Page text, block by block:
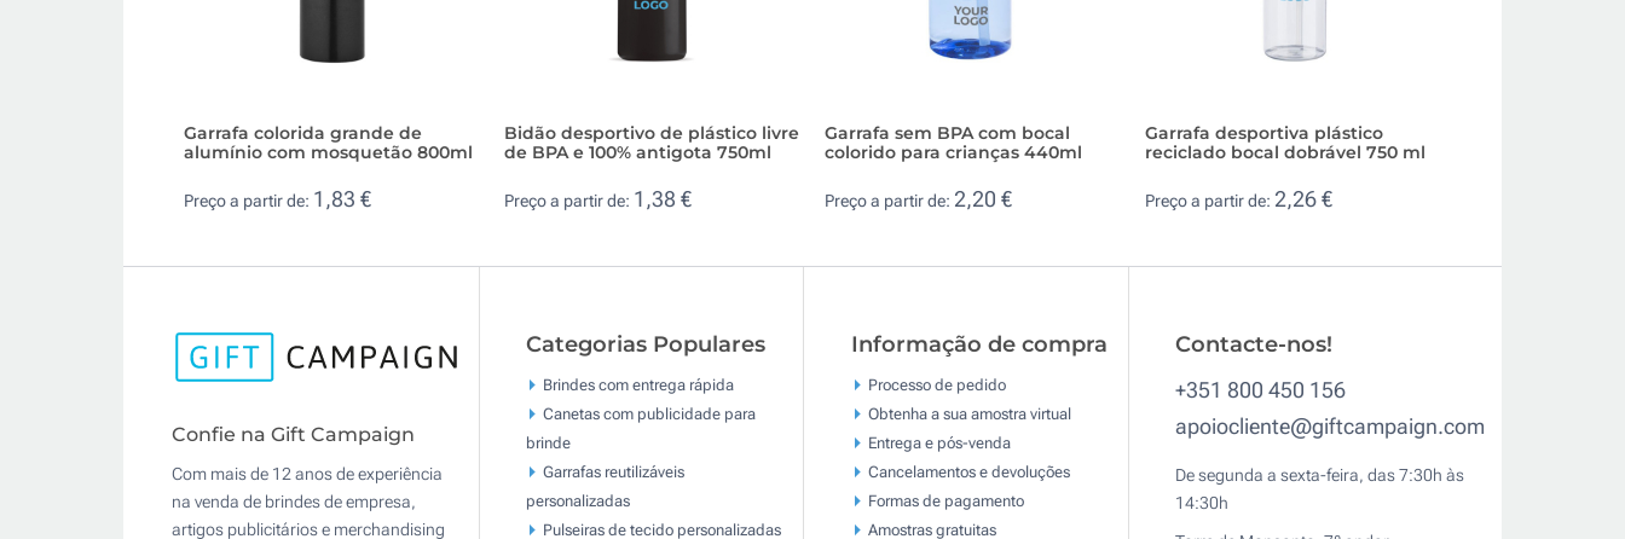
Garrafa colorida grande de
alumínio com mosquetão 800ml
Preço a partir de: 1,83 €
Bidão desportivo de plástico livre
de BPA e 100% antigota 750ml
Preço a partir de: 1,38 €
Garrafa sem BPA com bocal
colorido para crianças 440ml
Preço a partir de: 2,20 €
Garrafa desportiva plástico
reciclado bocal dobrável 750 ml
Preço a partir de: 2,26 €
Confie na Gift Campaign
Com mais de 12 anos de experiência
na venda de brindes de empresa,
artigos publicitários e merchandising
Categorias Populares
Brindes com entrega rápida
Canetas com publicidade para
brinde
Garrafas reutilizáveis
personalizadas
Pulseiras de tecido personalizadas
Informação de compra
Processo de pedido
Obtenha a sua amostra virtual
Entrega e pós-venda
Cancelamentos e devoluções
Formas de pagamento
Amostras gratuitas
Contacte-nos!
+351 800 450 156
apoiocliente@giftcampaign.com
De segunda a sexta-feira, das 7:30h às
14:30h